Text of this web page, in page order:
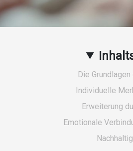
Die
Individuelle
Erweiterung
Emotionale